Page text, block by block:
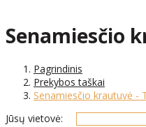
Senamiesčio
Pagrindinis
Prekybos taškai
Senamiesčio krautuvė -
Jūsų vietovė: